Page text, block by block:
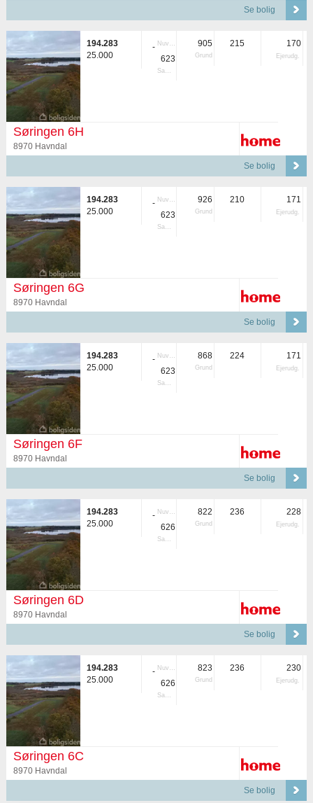
Se bolig
194.283
25.000
- Nuvær.
623
Samlet
905
Grund
215 170
Ejerudg.
Søringen 6H
8970 Havndal
Se bolig
194.283
25.000
- Nuvær.
623
Samlet
926
Grund
210 171
Ejerudg.
Søringen 6G
8970 Havndal
Se bolig
194.283
25.000
- Nuvær.
623
Samlet
868
Grund
224 171
Ejerudg.
Søringen 6F
8970 Havndal
Se bolig
194.283
25.000
- Nuvær.
626
Samlet
822
Grund
236 228
Ejerudg.
Søringen 6D
8970 Havndal
Se bolig
194.283
25.000
- Nuvær.
626
Samlet
823
Grund
236 230
Ejerudg.
Søringen 6C
8970 Havndal
Se bolig